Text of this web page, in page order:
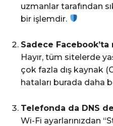
uzmanlar tarafından
bir işlemdir.
Sadece Facebook’ta
Hayır, tüm sitelerde
çok fazla dış kaynak
hataları burada daha
Telefonda da DNS
Wi-Fi ayarlarınızdan